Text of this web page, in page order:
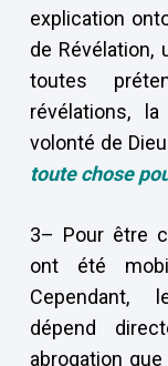
explication
de
toutes
révélations,
volonté de
toute chose
3– Pour être
ont été
Cependant,
dépend
abrogation